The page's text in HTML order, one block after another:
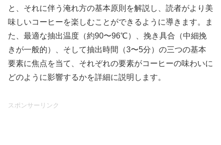
と、それに伴う淹れ方の基本原則を解説し、読者がより美
味しいコーヒーを楽しむことができるように導きます。ま
た、最適な抽出温度（約90〜96℃）、挽き具合（中細挽
きが一般的）、そして抽出時間（3〜5分）の三つの基本
要素に焦点を当て、それぞれの要素がコーヒーの味わいに
どのように影響するかを詳細に説明します。
スポンサーリンク